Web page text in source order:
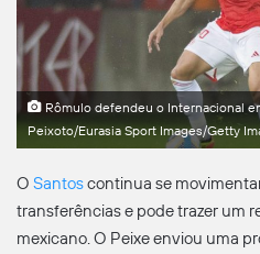
Rômulo defendeu o Internacional
Peixoto/Eurasia Sport Images/Getty
O Santoscontinua se
transferências e pode trazer um
mexicano. O Peixe enviou uma